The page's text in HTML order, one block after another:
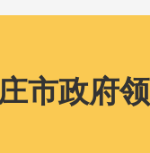
市政府